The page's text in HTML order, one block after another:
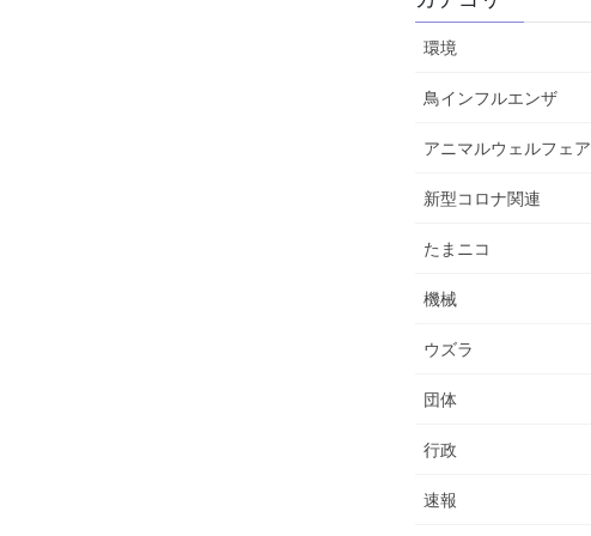
環境
鳥インフルエンザ
アニマルウェルフェア
新型コロナ関連
たまニコ
機械
ウズラ
団体
行政
速報